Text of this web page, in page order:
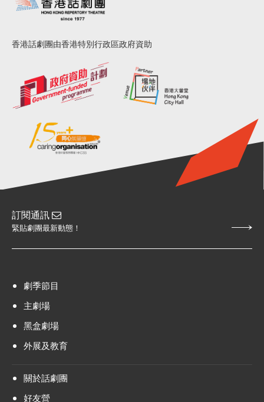
香港話劇團由香港特別行政區政府資助
訂閱通訊
緊貼劇團最新動態！
劇季節目
主劇場
黑盒劇場
外展及教育
關於話劇團
好友營